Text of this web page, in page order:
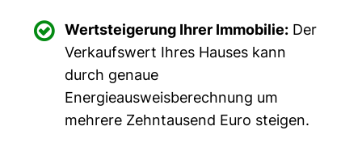
 Wertsteigerung Ihrer Immobilie: Der
Verkaufswert Ihres Hauses kann
durch genaue
Energieausweisberechnung um
mehrere Zehntausend Euro steigen.